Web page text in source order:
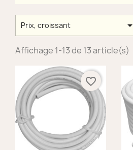
Prix, croissant 
Affichage 1-13 de 13 article(s)
favorite_border